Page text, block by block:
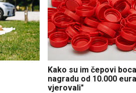
Kako su im čepovi
nagradu od 10.000
vjerovali"